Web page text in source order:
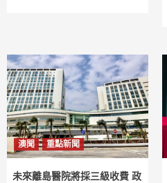
澳聞 重點新聞
未來離島醫院將採三級收費 政